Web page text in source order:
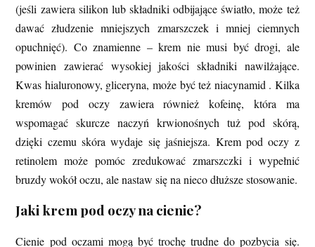
(jeśli zawiera silikon lub składniki odbijające światło, może też
dawać złudzenie mniejszych zmarszczek i mniej ciemnych
opuchnięć). Co znamienne – krem nie musi być drogi, ale
powinien zawierać wysokiej jakości składniki nawilżające.
Kwas hialuronowy, gliceryna, może być też niacynamid . Kilka
kremów pod oczy zawiera również kofeinę, która ma
wspomagać skurcze naczyń krwionośnych tuż pod skórą,
dzięki czemu skóra wydaje się jaśniejsza. Krem pod oczy z
retinolem może pomóc zredukować zmarszczki i wypełnić
bruzdy wokół oczu, ale nastaw się na nieco dłuższe stosowanie.
Jaki krem pod oczy na cienie?
Cienie pod oczami mogą być trochę trudne do pozbycia się.